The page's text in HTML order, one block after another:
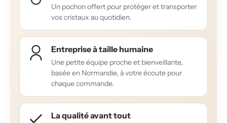
Un pochon offert pour protéger et transporter
vos cristaux au quotidien.
Entreprise à taille humaine
Une petite équipe proche et bienveillante,
basée en Normandie, à votre écoute pour
chaque commande.
La qualité avant tout